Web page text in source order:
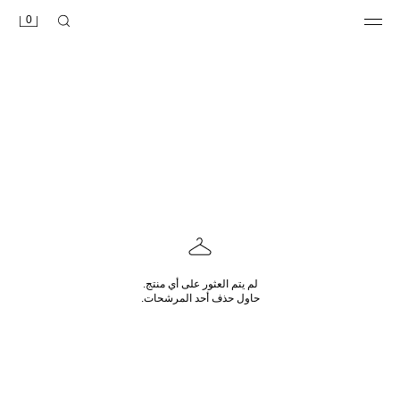
0
لم يتم العثور على أي منتج.
حاول حذف أحد المرشحات.